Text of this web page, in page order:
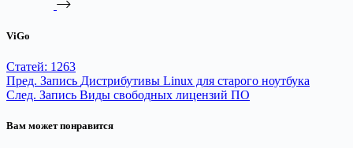
ViGo
Статей: 1263
Пред. Запись Дистрибутивы Linux для старого ноутбука
След. Запись Виды свободных лицензий ПО
Вам может понравится